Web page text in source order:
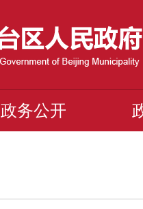
政务公开